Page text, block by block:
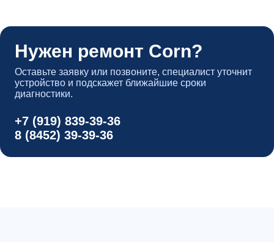
Нужен ремонт Corn?
Оставьте заявку или позвоните, специалист уточнит
устройство и подскажет ближайшие сроки
диагностики.
+7 (919) 839-39-36
8 (8452) 39-39-36